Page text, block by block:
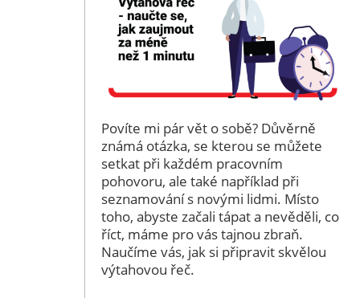
Povíte mi pár vět o sobě? Důvěrně
známá otázka, se kterou se můžete
setkat při každém pracovním
pohovoru, ale také například při
seznamování s novými lidmi. Místo
toho, abyste začali tápat a nevěděli, co
říct, máme pro vás tajnou zbraň.
Naučíme vás, jak si připravit skvělou
výtahovou řeč.